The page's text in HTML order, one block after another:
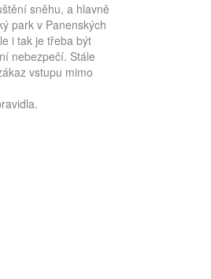
sněhu, a hlavně
park v Panenských
i tak je třeba být
nebezpečí. Stále
vstupu mimo